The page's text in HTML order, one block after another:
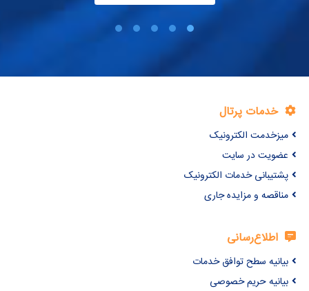
خدمات پرتال
میزخدمت الکترونیک
عضویت در سایت
پشتیبانی خدمات الکترونیک
مناقصه و مزایده جاری
اطلاع‌رسانی
بیانیه سطح توافق خدمات
بیانیه حریم خصوصی